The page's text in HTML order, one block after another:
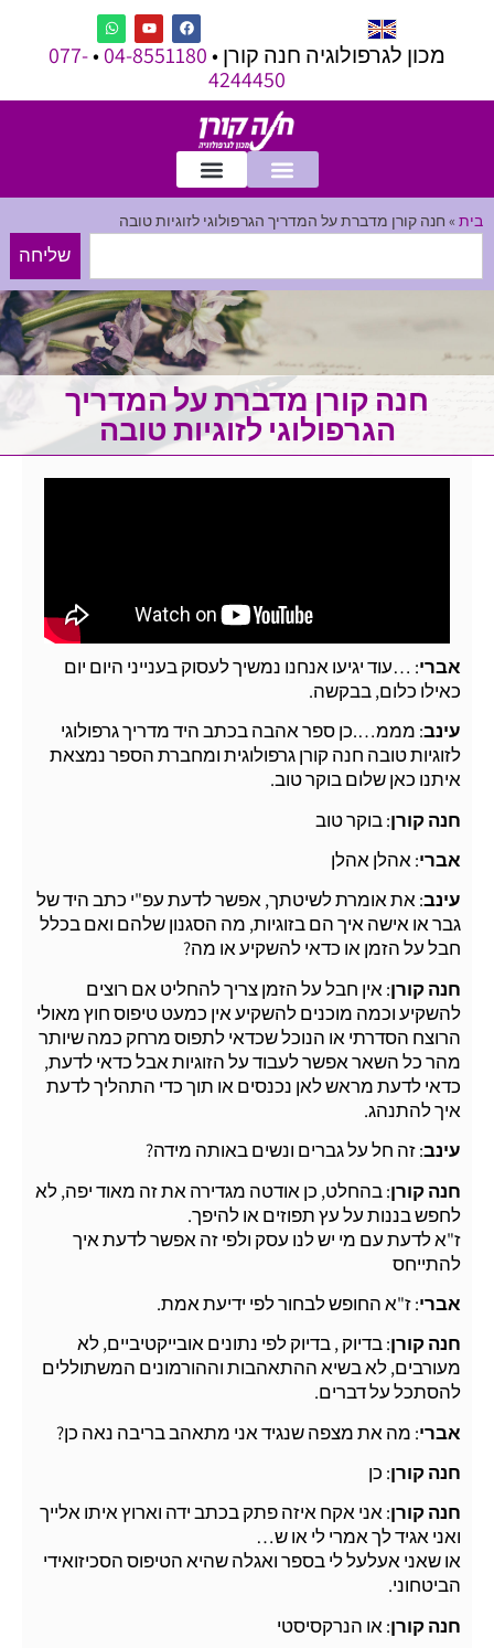
מכון לגרפולוגיה חנה קורן •04-8551180
•
077-
4244450
בית » חנה קורן מדברת על המדריך הגרפולוגי לזוגיות טובה
שליחה
חנה קורן מדברת על המדריך
הגרפולוגי לזוגיות טובה
אברי: …עוד יגיעו אנחנו נמשיך לעסוק בענייני היום יום
כאילו כלום, בבקשה.
עינב: מממ….כן ספר אהבה בכתב היד מדריך גרפולוגי
לזוגיות טובה חנה קורן גרפולוגית ומחברת הספר נמצאת
איתנו כאן שלום בוקר טוב.
חנה קורן: בוקר טוב
אברי: אהלן אהלן
עינב: את אומרת לשיטתך, אפשר לדעת עפ"י כתב היד של
גבר או אישה איך הם בזוגיות, מה הסגנון שלהם ואם בכלל
חבל על הזמן או כדאי להשקיע או מה?
חנה קורן: אין חבל על הזמן צריך להחליט אם רוצים
להשקיע וכמה מוכנים להשקיע אין כמעט טיפוס חוץ מאולי
הרוצח הסדרתי או הנוכל שכדאי לתפוס מרחק כמה שיותר
מהר כל השאר אפשר לעבוד על הזוגיות אבל כדאי לדעת,
כדאי לדעת מראש לאן נכנסים או תוך כדי התהליך לדעת
איך להתנהג.
עינב: זה חל על גברים ונשים באותה מידה?
חנה קורן: בהחלט, כן אודטה מגדירה את זה מאוד יפה, לא
לחפש בננות על עץ תפוזים או להיפך.
ז"א לדעת עם מי יש לנו עסק ולפי זה אפשר לדעת איך
להתייחס
אברי: ז"א החופש לבחור לפי ידיעת אמת.
חנה קורן: בדיוק , בדיוק לפי נתונים אובייקטיביים, לא
מעורבים, לא בשיא ההתאהבות וההורמונים המשתוללים
להסתכל על דברים.
אברי: מה את מצפה שנגיד אני מתאהב בריבה נאה כן?
חנה קורן: כן
חנה קורן: אני אקח איזה פתק בכתב ידה וארוץ איתו אלייך
ואני אגיד לך אמרי לי או ש…
או שאני אעלעל לי בספר ואגלה שהיא הטיפוס הסכיזואידי
הביטחוני.
חנה קורן: או הנרקסיסטי